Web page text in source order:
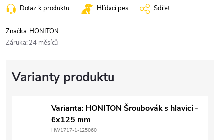
Dotaz k produktu Hlídací pes Sdílet
Značka: HONITON
Záruka: 24 měsíců
Varianta: HONITON Šroubovák s hlavicí -
6x125 mm
HW1717-1-125060